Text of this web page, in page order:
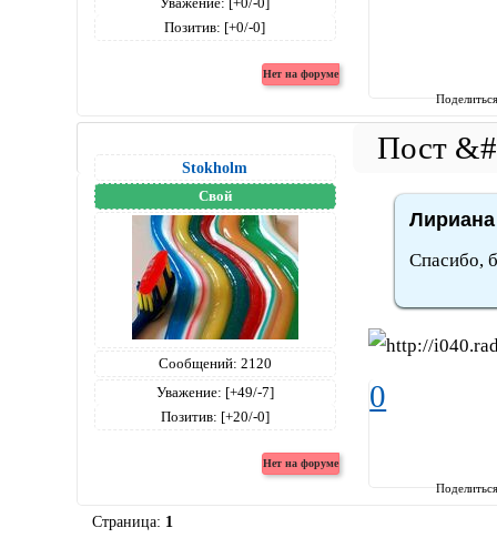
Позитив: [+0/-0]
Stokholm
Свой
Сообщений: 2120
Уважение: [+49/-7]
Позитив: [+20/-0]
Спасибо,
0
Страница: 1